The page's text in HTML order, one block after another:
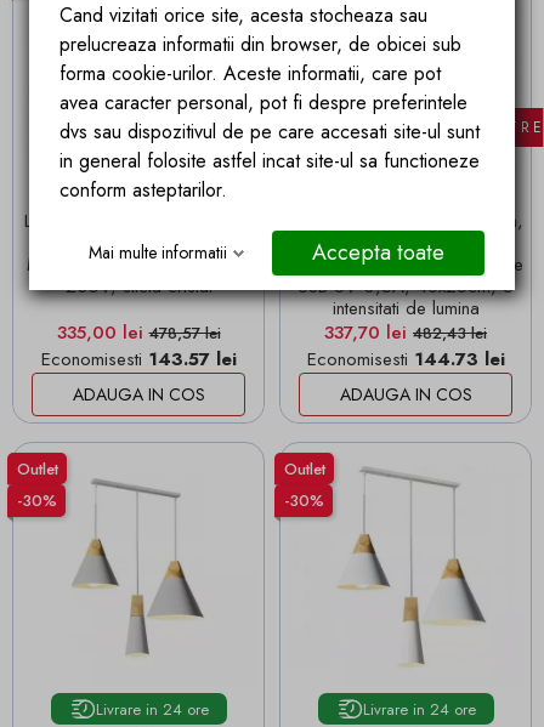
Livrare in 24 ore
Lustra EGO Crystal Liana Leaf
Diamonds Luxury Chrome
Metal, 5 socluri, E27, Crom,
230V, sticla cristal
Pret
335,00 leiPret de baza
478,57 lei
Economisesti 143.57 lei
ADAUGA IN COS
Lampa de birou Atlantis, alba,
led 9W
3000/4000/6600ºK, Intrare
USB 5V 0,5A, 46x25cm, 5
intensitati de lumina
Pret
337,70 lei Pret de baza
482,43 lei
Economisesti 144.73 lei
ADAUGA IN COS
Outlet
-30%
Livrare in 24 ore
Outlet
-30%
Livrare in 24 ore
Cand vizitati orice site, acesta stocheaza sau
prelucreaza informatii din browser, de obicei sub
forma cookie-urilor. Aceste informatii, care pot
avea caracter personal, pot fi despre preferintele
dvs sau dispozitivul de pe care accesati site-ul sunt
in general folosite astfel incat site-ul sa functioneze
conform asteptarilor.
Mai multe informatii Accepta toate
FILTRE